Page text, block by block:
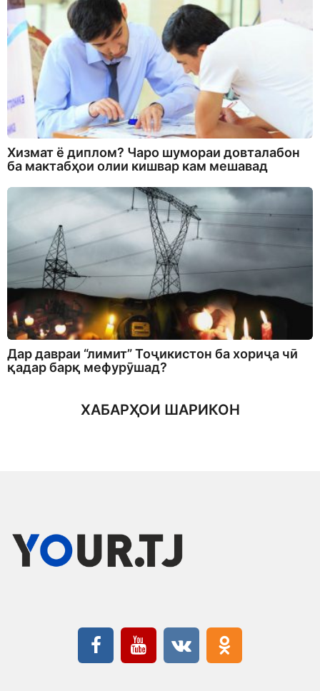
Хизмат ё диплом? Чаро шумораи довталабон
ба мактабҳои олии кишвар кам мешавад
Дар давраи “лимит” Тоҷикистон ба хориҷа чӣ
қадар барқ мефурӯшад?
ХАБАРҲОИ ШАРИКОН